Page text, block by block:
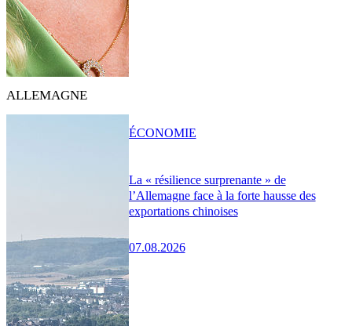
ALLEMAGNE
La « résilience surprenante » de
l’Allemagne face à la forte hausse des
exportations chinoises
07.08.2026
ÉCONOMIE